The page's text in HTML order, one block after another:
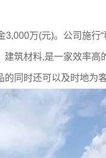
万(元)。公司施行“
筑材料,是一家效率
同时还可以及时地为